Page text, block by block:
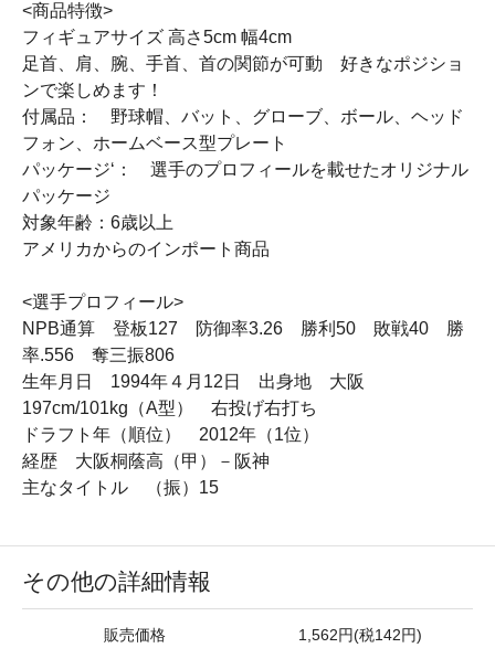
<商品特徴>
フィギュアサイズ 高さ5cm 幅4cm
足首、肩、腕、手首、首の関節が可動 好きなポジショ
ンで楽しめます！
付属品： 野球帽、バット、グローブ、ボール、ヘッド
フォン、ホームベース型プレート
パッケージ‘： 選手のプロフィールを載せたオリジナル
パッケージ
対象年齢：6歳以上
アメリカからのインポート商品
<選手プロフィール>
NPB通算 登板127 防御率3.26 勝利50 敗戦40 勝
率.556 奪三振806
生年月日 1994年４月12日 出身地 大阪
197cm/101kg（A型） 右投げ右打ち
ドラフト年（順位） 2012年（1位）
経歴 大阪桐蔭高（甲）－阪神
主なタイトル （振）15
その他の詳細情報
販売価格 1,562円(税142円)